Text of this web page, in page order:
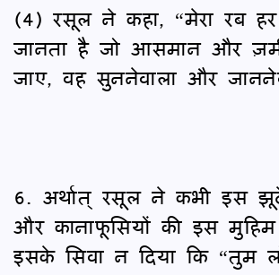
(4) रसूल ने कहा, “मेरा रब
जानता है जो आसमान और
जाए, वह सुननेवाला और
6. अर्थात् रसूल ने कभी इस
और कानाफूसियों की इस मुहिम
इसके सिवा न दिया कि “तुम